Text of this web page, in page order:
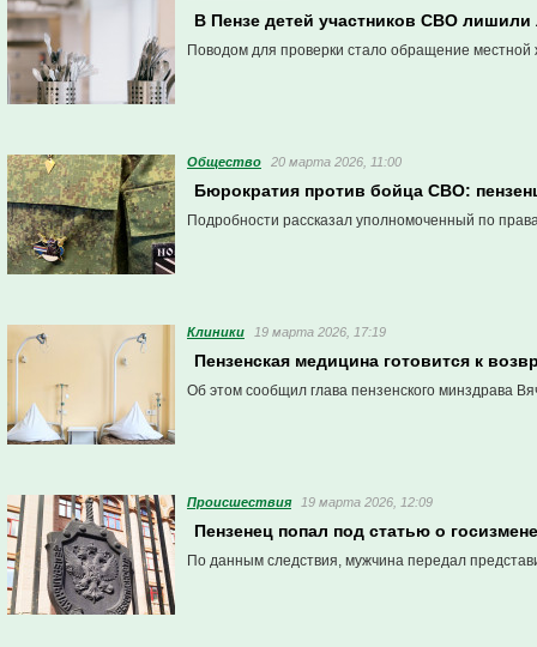
В Пензе детей участников СВО
Поводом для проверки стало обращение местной
Общество 20 марта 2026, 11:00
Бюрократия против бойца СВО:
Подробности рассказал уполномоченный по
Клиники 19 марта 2026, 17:19
Пензенская медицина готовится к
Об этом сообщил глава пензенского минздрава
Проиcшествия 19 марта 2026, 12:09
Пензенец попал под статью о
По данным следствия, мужчина передал